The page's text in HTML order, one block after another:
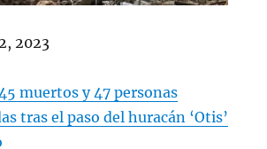
2023
muertos y 47 personas
tras el paso del huracán ‘Otis’